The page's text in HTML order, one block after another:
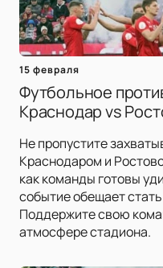
15 февраля
Футбольное
Краснодар vs
Не пропустите
Краснодаром и
как команды готовы
событие обещает
Поддержите свою
атмосфере стадиона.